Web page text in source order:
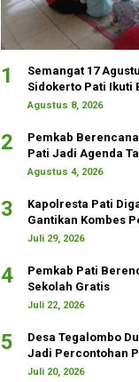
1
Semangat 17
Sidokerto Pati Ikuti
Agustus 8, 2026
2
Pemkab
Pati Jadi Agenda
Agustus 4, 2026
3
Kapolresta Pati
Gantikan Kombes
Juli 29, 2026
4
Pemkab Pati
Sekolah Gratis
Juli 22, 2026
5
Desa Tegalombo
Jadi Percontohan
Juli 20, 2026